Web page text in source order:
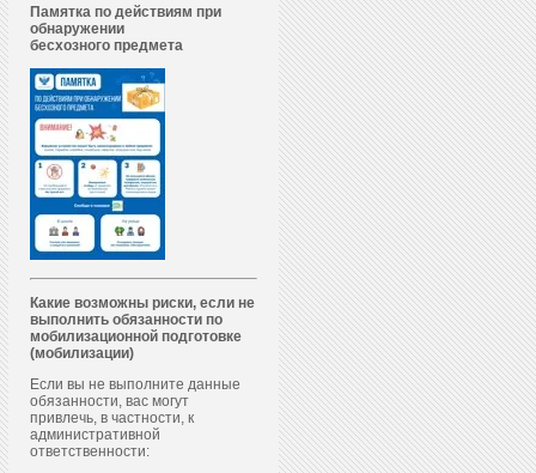
Памятка по действиям при
обнаружении
бесхозного предмета
Какие возможны риски, если не
выполнить обязанности по
мобилизационной подготовке
(мобилизации)
Если вы не выполните данные
обязанности, вас могут
привлечь, в частности, к
административной
ответственности: